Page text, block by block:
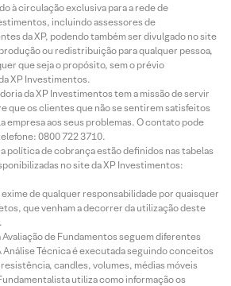
à circulação exclusiva para a rede de
incluindo assessores de
da XP, podendo também ser divulgado no site
ou redistribuição para qualquer pessoa,
que seja o propósito, sem o prévio
XP Investimentos.
da XP Investimentos tem a missão de servir
que os clientes que não se sentirem satisfeitos
empresa aos seus problemas. O contato pode
0800 722 3710.
política de cobrança estão definidos nas tabelas
no site da XP Investimentos:
de qualquer responsabilidade por quaisquer
que venham a decorrer da utilização deste
Avaliação de Fundamentos seguem diferentes
Análise Técnica é executada seguindo conceitos
candles, volumes, médias móveis
utiliza como informação os